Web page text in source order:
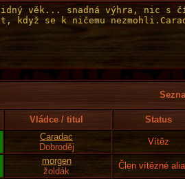
Vládce / titul Status
Caradac
Dobroděj
Vítěz
morgen
žoldák
Člen vítězné